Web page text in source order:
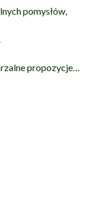
pomysłów,
propozycje…